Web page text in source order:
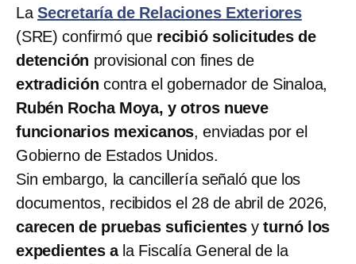
La Secretaría de Relaciones Exteriores
(SRE) confirmó que recibió solicitudes de
detención provisional con fines de
extradición contra el gobernador de Sinaloa,
Rubén Rocha Moya, y otros nueve
funcionarios mexicanos, enviadas por el
Gobierno de Estados Unidos.
Sin embargo, la cancillería señaló que los
documentos, recibidos el 28 de abril de 2026,
carecen de pruebas suficientesyturnó los
expedientes ala Fiscalía General de la